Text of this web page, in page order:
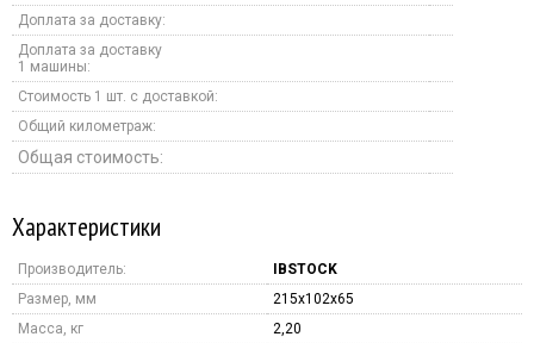
Доплата за доставку:
Доплата за доставку
1 машины:
Стоимость 1 шт. с доставкой:
Общий километраж:
Общая стоимость:
Характеристики
Производитель:
IBSTOCK
Размер, мм
215x102x65
Масса, кг
2,20